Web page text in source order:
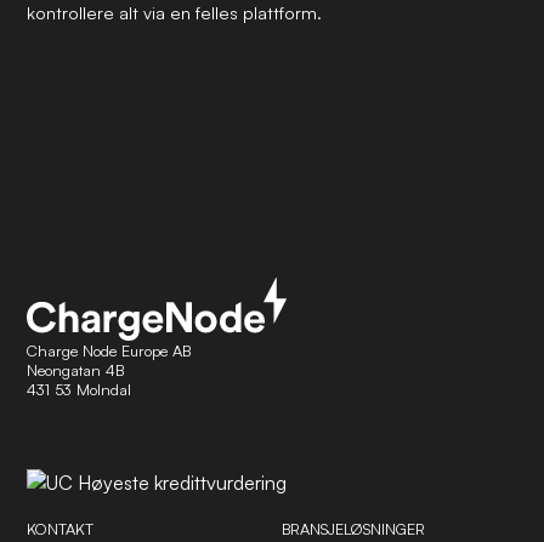
kontrollere alt via en felles plattform.
Charge Node Europe AB
Neongatan 4B
431 53 Molndal
KONTAKT BRANSJELØSNINGER